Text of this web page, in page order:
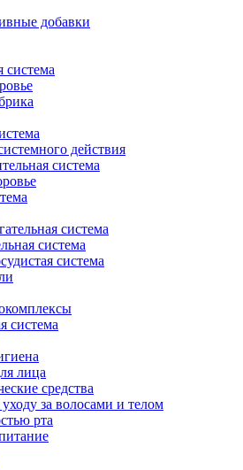
добавки
система
действия
система
система
система
система
система
лица
средства
за волосами и телом
рта